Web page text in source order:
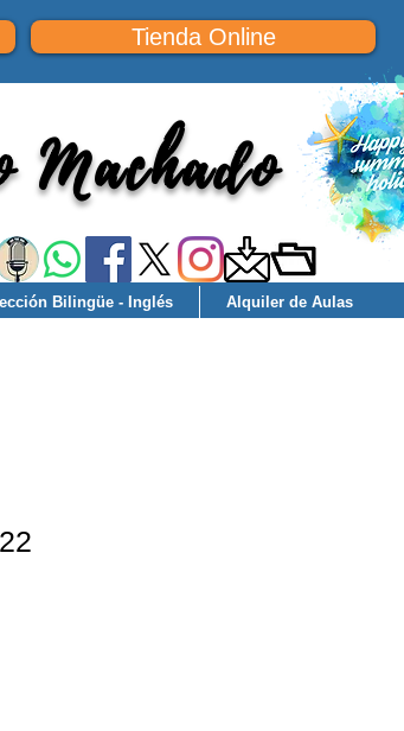
Tienda Online
Bilingüe - Inglés Alquiler de Aulas
Machado